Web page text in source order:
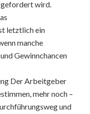
wird.
letztlich ein
manche
Gewinnchancen
Der Arbeitgeber
mehr noch –
und